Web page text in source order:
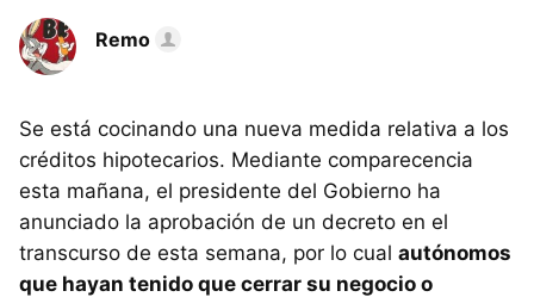
Remo
Se está cocinando una nueva medida relativa a los
créditos hipotecarios. Mediante comparecencia
esta mañana, el presidente del Gobierno ha
anunciado la aprobación de un decreto en el
transcurso de esta semana, por lo cual autónomos
que hayan tenido que cerrar su negocio o